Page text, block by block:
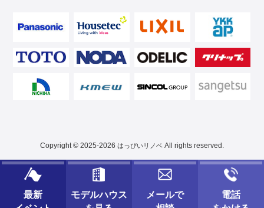
Copyright © 2025-2026 はっぴいリノベ All rights reserved.
最新
モデルハウス
メールで
電話